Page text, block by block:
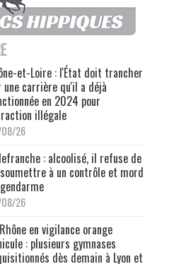
et-Loire : l'État doit trancher
une carrière qu'il a déjà
en 2024 pour
illégale
26
: alcoolisé, il refuse de
à un contrôle et mord
26
en vigilance orange
: plusieurs gymnases
dès demain à Lyon et